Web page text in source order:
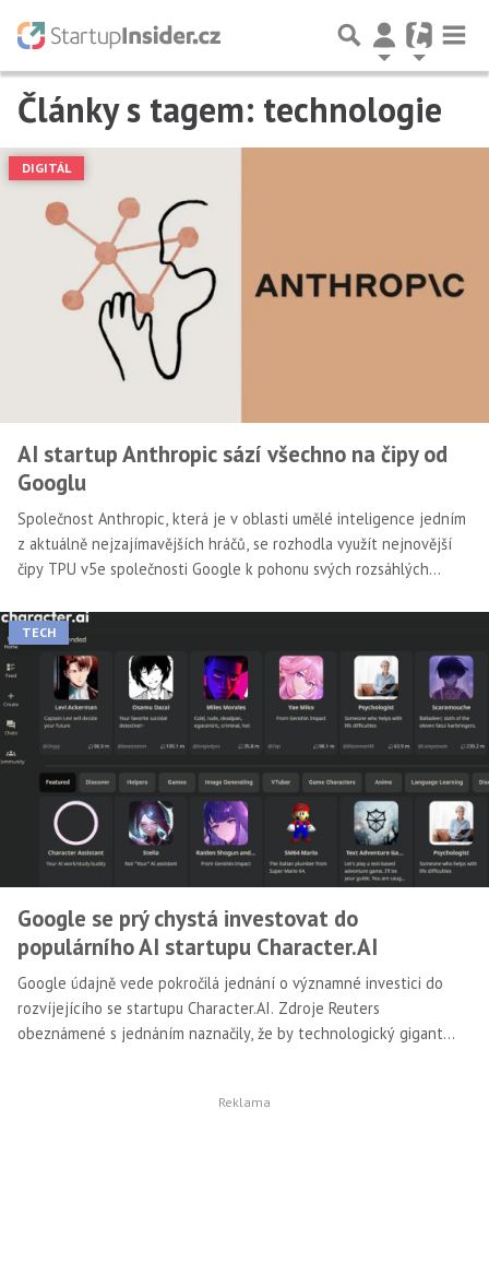
Články s tagem: technologie
DIGITÁL
AI startup Anthropic sází všechno na čipy od
Googlu
Společnost Anthropic, která je v oblasti umělé inteligence jedním
z aktuálně nejzajímavějších hráčů, se rozhodla využít nejnovější
čipy TPU v5e společnosti Google k pohonu svých rozsáhlých
TECH
Google se prý chystá investovat do
populárního AI startupu Character.AI
Google údajně vede pokročilá jednání o významné investici do
rozvíjejícího se startupu Character.AI. Zdroje Reuters
obeznámené s jednáním naznačily, že by technologický gigant
Předchozí